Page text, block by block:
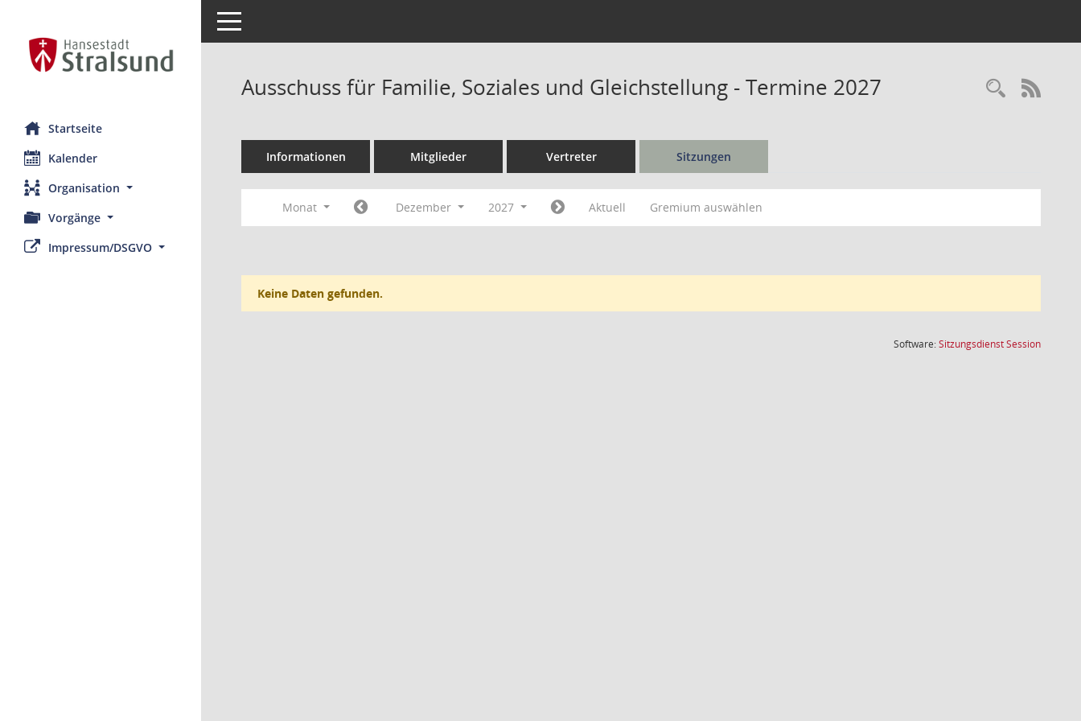
Startseite
Kalender
Organisation
Vorgänge
Impressum/DSGVO
Toggle navigation
Ausschuss für Familie, Soziales und Gleichstellung - Termine 2027
Informationen Mitglieder Vertreter Sitzungen
Monat Dezember 2027 Aktuell Gremium auswählen
Keine Daten gefunden.
Software:SitzungsdienstSession(Wird in